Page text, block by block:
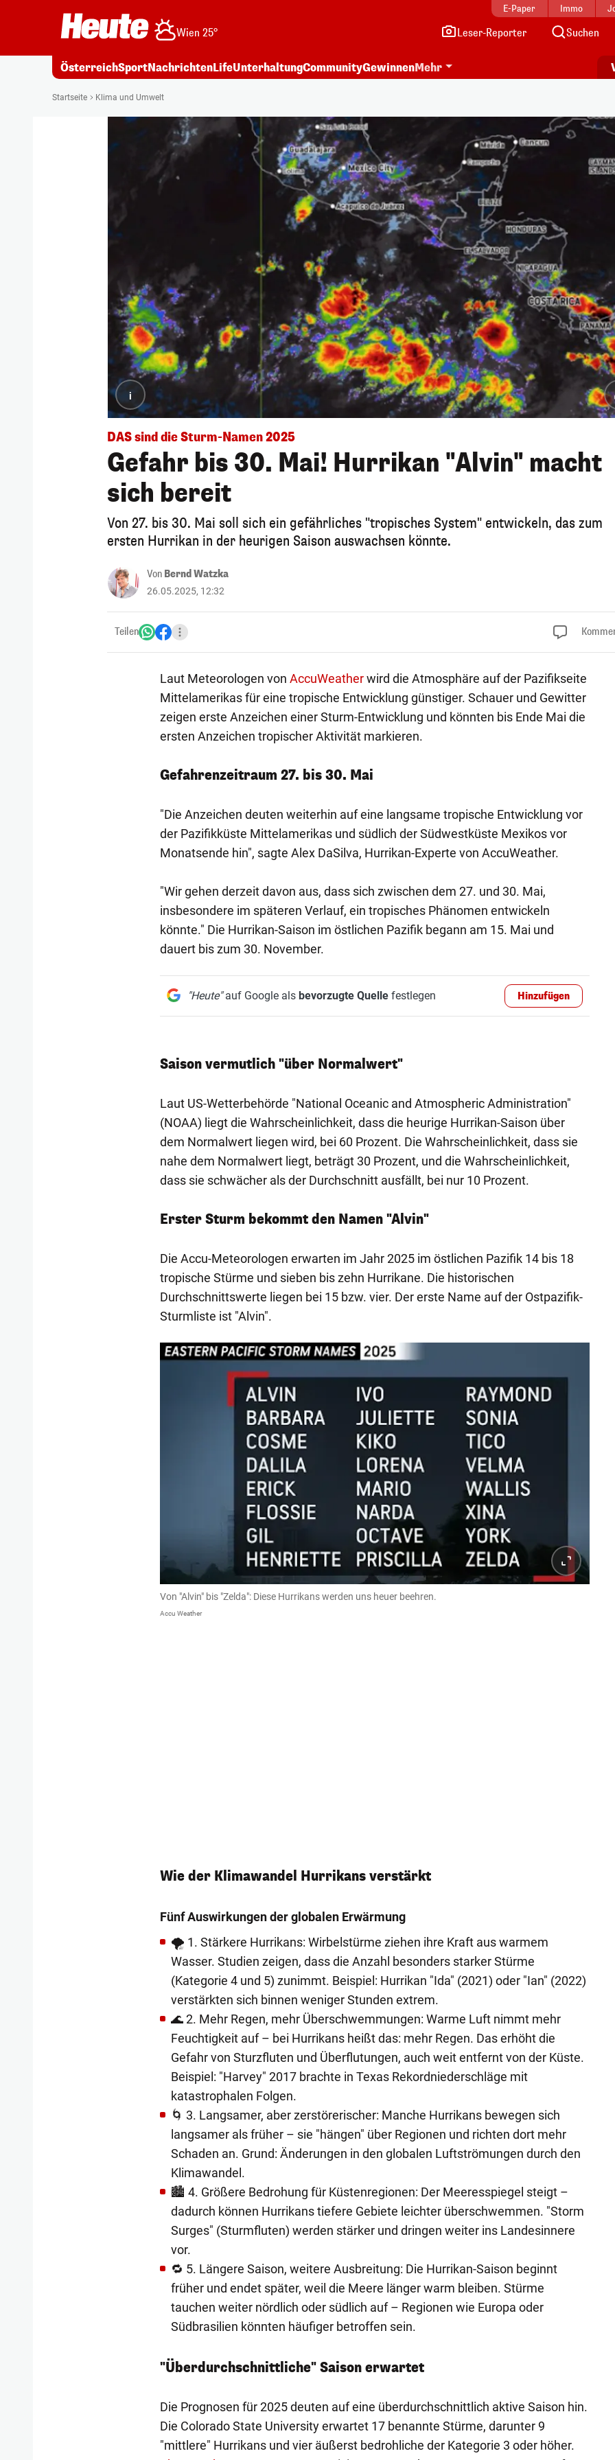
E-Paper Immo
Wien 25° Leser-Reporter Suchen
ÖsterreichSportNachrichtenLifeUnterhaltungCommunityGewinnenMehr
Startseite Klima und Umwelt
i
DAS sind die Sturm-Namen 2025
Gefahr bis 30. Mai! Hurrikan "Alvin" macht
sich bereit
Von 27. bis 30. Mai soll sich ein gefährliches "tropisches System" entwickeln, das zum
ersten Hurrikan in der heurigen Saison auswachsen könnte.
Von Bernd Watzka
26.05.2025, 12:32
Teilen
Laut Meteorologen von AccuWeatherwird die Atmosphäre auf der Pazifikseite
Mittelamerikas für eine tropische Entwicklung günstiger. Schauer und Gewitter
zeigen erste Anzeichen einer Sturm-Entwicklung und könnten bis Ende Mai die
ersten Anzeichen tropischer Aktivität markieren.
Gefahrenzeitraum 27. bis 30. Mai
"Die Anzeichen deuten weiterhin auf eine langsame tropische Entwicklung vor
der Pazifikküste Mittelamerikas und südlich der Südwestküste Mexikos vor
Monatsende hin", sagte Alex DaSilva, Hurrikan-Experte von AccuWeather.
"Wir gehen derzeit davon aus, dass sich zwischen dem 27. und 30. Mai,
insbesondere im späteren Verlauf, ein tropisches Phänomen entwickeln
könnte." Die Hurrikan-Saison im östlichen Pazifik begann am 15. Mai und
dauert bis zum 30. November.
"Heute"auf Google als bevorzugte Quellefestlegen Hinzufügen
Saison vermutlich "über Normalwert"
Laut US-Wetterbehörde "National Oceanic and Atmospheric Administration"
(NOAA) liegt die Wahrscheinlichkeit, dass die heurige Hurrikan-Saison über
dem Normalwert liegen wird, bei 60 Prozent. Die Wahrscheinlichkeit, dass sie
nahe dem Normalwert liegt, beträgt 30 Prozent, und die Wahrscheinlichkeit,
dass sie schwächer als der Durchschnitt ausfällt, bei nur 10 Prozent.
Erster Sturm bekommt den Namen "Alvin"
Die Accu-Meteorologen erwarten im Jahr 2025 im östlichen Pazifik 14 bis 18
tropische Stürme und sieben bis zehn Hurrikane. Die historischen
Durchschnittswerte liegen bei 15 bzw. vier. Der erste Name auf der Ostpazifik-
Sturmliste ist "Alvin".
Von "Alvin" bis "Zelda": Diese Hurrikans werden uns heuer beehren.
Accu Weather
Wie der Klimawandel Hurrikans verstärkt
Fünf Auswirkungen der globalen Erwärmung
🌪️ 1. Stärkere Hurrikans: Wirbelstürme ziehen ihre Kraft aus warmem
Wasser. Studien zeigen, dass die Anzahl besonders starker Stürme
(Kategorie 4 und 5) zunimmt. Beispiel: Hurrikan "Ida" (2021) oder "Ian" (2022)
verstärkten sich binnen weniger Stunden extrem.
🌊 2. Mehr Regen, mehr Überschwemmungen: Warme Luft nimmt mehr
Feuchtigkeit auf – bei Hurrikans heißt das: mehr Regen. Das erhöht die
Gefahr von Sturzfluten und Überflutungen, auch weit entfernt von der Küste.
Beispiel: "Harvey" 2017 brachte in Texas Rekordniederschläge mit
katastrophalen Folgen.
🌀 3. Langsamer, aber zerstörerischer: Manche Hurrikans bewegen sich
langsamer als früher – sie "hängen" über Regionen und richten dort mehr
Schaden an. Grund: Änderungen in den globalen Luftströmungen durch den
Klimawandel.
🏙️ 4. Größere Bedrohung für Küstenregionen: Der Meeresspiegel steigt –
dadurch können Hurrikans tiefere Gebiete leichter überschwemmen. "Storm
Surges" (Sturmfluten) werden stärker und dringen weiter ins Landesinnere
vor.
🔁 5. Längere Saison, weitere Ausbreitung: Die Hurrikan-Saison beginnt
früher und endet später, weil die Meere länger warm bleiben. Stürme
tauchen weiter nördlich oder südlich auf – Regionen wie Europa oder
Südbrasilien könnten häufiger betroffen sein.
"Überdurchschnittliche" Saison erwartet
Die Prognosen für 2025 deuten auf eine überdurchschnittlich aktive Saison hin.
Die Colorado State University erwartet 17 benannte Stürme, darunter 9
"mittlere" Hurrikans und vier äußerst bedrohliche der Kategorie 3 oder höher.